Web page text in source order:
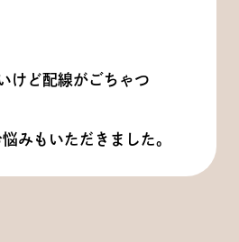
けど配線がごちゃつ
みもいただきました。